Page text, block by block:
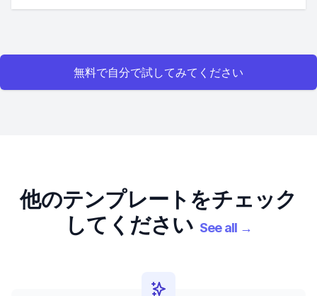
無料で自分で試してみてください
他のテンプレートをチェック
してください See all →